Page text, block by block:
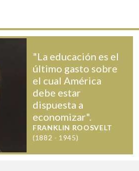
"La educación es el
último gasto sobre
el cual América
debe estar
dispuesta a
economizar".
FRANKLIN ROOSVELT
(1882 - 1945)